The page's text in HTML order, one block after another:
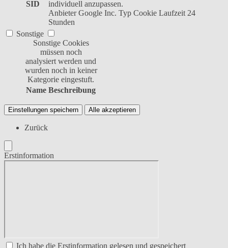
SID
individuell anzupassen.
Anbieter Google Inc. Typ Cookie Laufzeit 24
Stunden
Sonstige
Sonstige Cookies
müssen noch
analysiert werden und
wurden noch in keiner
Kategorie eingestuft.
Name Beschreibung
Einstellungen speichern Alle akzeptieren
Zurück
Erstinformation
Ich habe die Erstinformation gelesen und gespeichert